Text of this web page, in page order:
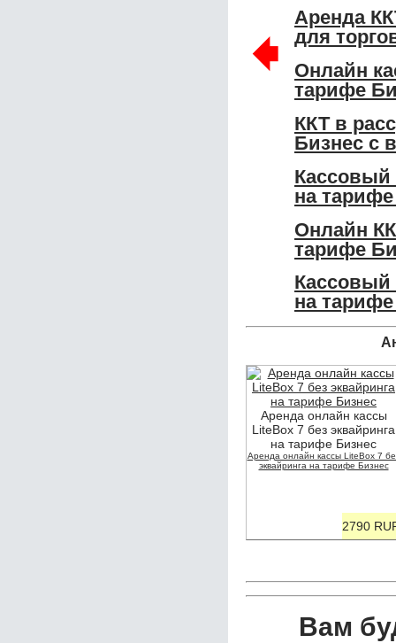
Аренда
для
Онлайн
тарифе
ККТ в
Бизнес с
Кассовый
на
Онлайн
тарифе
Кассовый
на
🠸
Аренда онлайн кассы
LiteBox 7 без эквайринга
на тарифе Бизнес
Аренда онлайн кассы LiteBox 7
эквайринга на тарифе Бизнес
2790
Вам